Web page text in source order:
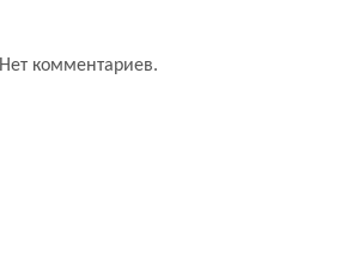
Нет комментариев.